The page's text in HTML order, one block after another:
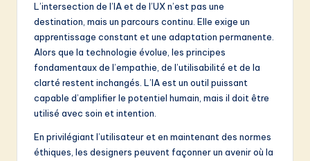
L’intersection de l’IA et de l’UX n’est pas une
destination, mais un parcours continu. Elle exige un
apprentissage constant et une adaptation permanente.
Alors que la technologie évolue, les principes
fondamentaux de l’empathie, de l’utilisabilité et de la
clarté restent inchangés. L’IA est un outil puissant
capable d’amplifier le potentiel humain, mais il doit être
utilisé avec soin et intention.
En privilégiant l’utilisateur et en maintenant des normes
éthiques, les designers peuvent façonner un avenir où la